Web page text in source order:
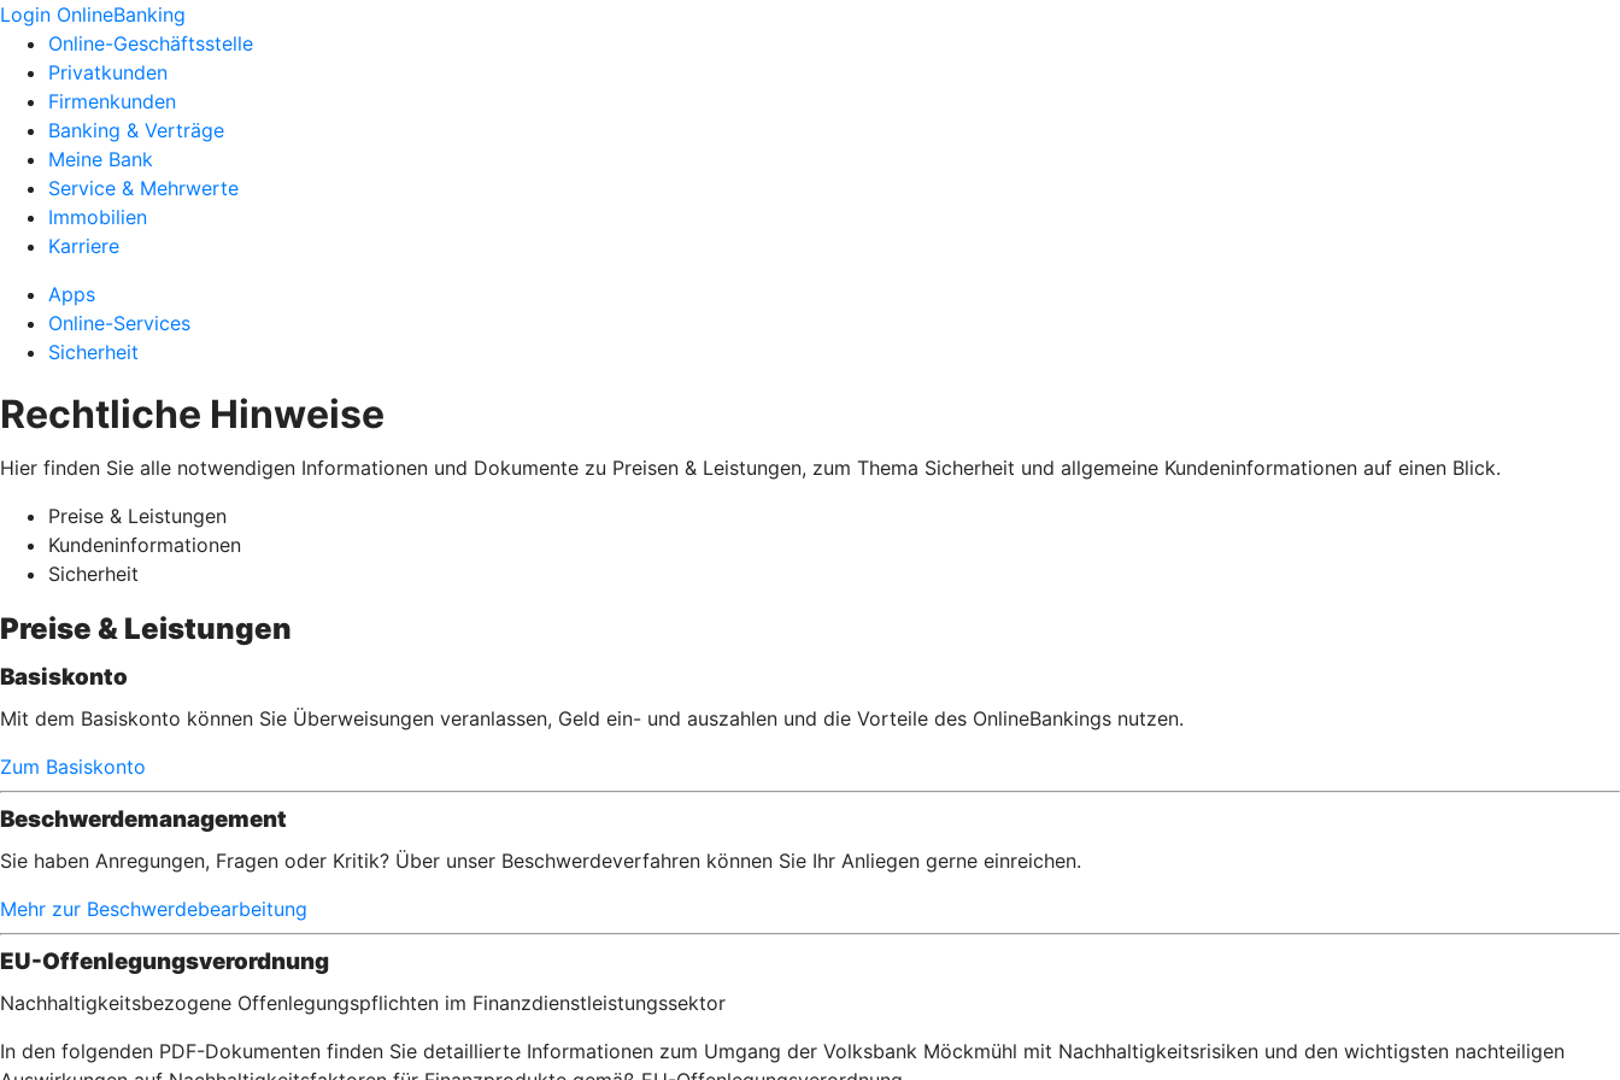
Login OnlineBanking
Online-Geschäftsstelle
Privatkunden
Firmenkunden
Banking & Verträge
Meine Bank
Service & Mehrwerte
Immobilien
Karriere
Apps
Online-Services
Sicherheit
Rechtliche Hinweise
Hier finden Sie alle notwendigen Informationen und Dokumente zu Preisen & Leistungen, zum Thema Sicherheit und allgemeine Kundeninformationen auf einen Blick.
Preise & Leistungen
Kundeninformationen
Sicherheit
Preise & Leistungen
Basiskonto
Mit dem Basiskonto können Sie Überweisungen veranlassen, Geld ein- und auszahlen und die Vorteile des OnlineBankings nutzen.
Zum Basiskonto
Beschwerdemanagement
Sie haben Anregungen, Fragen oder Kritik? Über unser Beschwerdeverfahren können Sie Ihr Anliegen gerne einreichen.
Mehr zur Beschwerdebearbeitung
EU-Offenlegungsverordnung
Nachhaltigkeitsbezogene Offenlegungspflichten im Finanzdienstleistungssektor
In den folgenden PDF-Dokumenten finden Sie detaillierte Informationen zum Umgang der Volksbank Möckmühl mit Nachhaltigkeitsrisiken und den wichtigsten nachteiligen